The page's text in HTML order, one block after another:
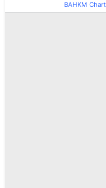
BAHKM Chart